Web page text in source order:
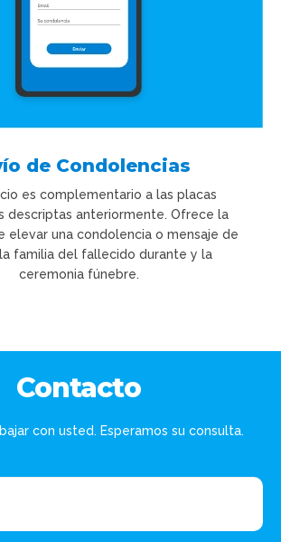
de Condolencias
es complementario a las placas
descriptas anteriormente. Ofrece la
elevar una condolencia o mensaje de
familia del fallecido durante y la
ceremonia fúnebre.
Contacto
con usted. Esperamos su consulta.